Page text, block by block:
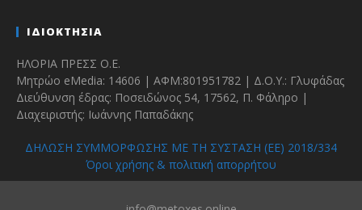
ΙΔΙΟΚΤΗΣΙΑ
ΗΛΟΡΙΑ ΠΡΕΣΣ Ο.Ε.
Μητρώο eMedia: 14606 | ΑΦΜ:801951782 | Δ.Ο.Υ.: Γλυφάδας
Διεύθυνση έδρας: Ποσειδώνος 54, 17562, Π. Φάληρο |
Διαχειριστής: Ιωάννης Παπαδάκης
ΔΗΛΩΣΗ ΣΥΜΜΟΡΦΩΣΗΣ ΜΕ ΤΗ ΣΥΣΤΑΣΗ (ΕΕ) 2018/334
Όροι χρήσης & πολιτική απορρήτου